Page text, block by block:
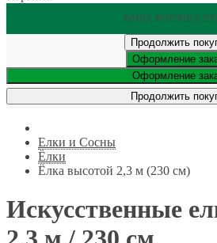
ВАША КОРЗИНА
Продолжить
Оформление
Оформление
Продолжить
Елки и Сосны
Ёлки
Ёлка высотой 2,3 м (230 см)
Искусственные